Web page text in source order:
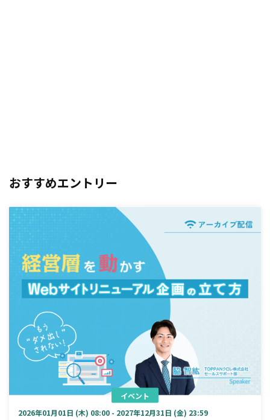
おすすめエントリー
イベント
2026年01月01日 (木) 08:00 - 2027年12月31日 (金) 23:59